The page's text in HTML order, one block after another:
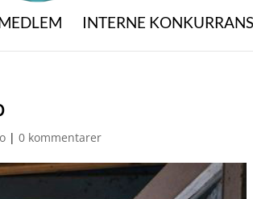
INTERNE
|0 kommentarer